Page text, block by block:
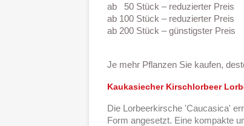
ab 50 Stück – reduzierter Preis
ab 100 Stück – reduzierter Preis
ab 200 Stück – günstigster Preis
Je mehr Pflanzen Sie kaufen,
Kaukasiecher Kirschlorbeer
Die Lorbeerkirsche 'Caucasica'
Form angesetzt. Eine kompakte